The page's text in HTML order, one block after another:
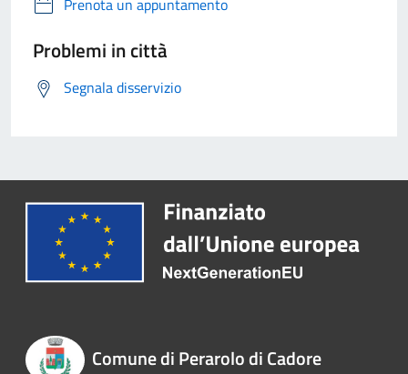
Prenota un appuntamento
Problemi in città
Segnala disservizio
Comune di Perarolo di Cadore